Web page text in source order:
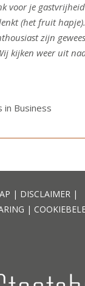
voor je
(het fruit
zijn
kijken weer uit
Business
| DISCLAIMER|
|